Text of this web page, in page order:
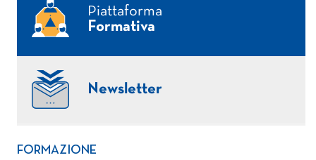
Piattaforma
Formativa
Newsletter
FORMAZIONE